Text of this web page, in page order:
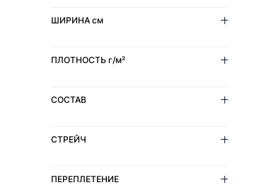
ШИРИНА см
ПЛОТНОСТЬ г/м²
СОСТАВ
СТРЕЙЧ
ПЕРЕПЛЕТЕНИЕ